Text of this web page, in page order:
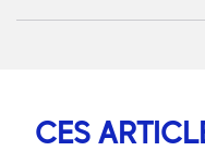
CES